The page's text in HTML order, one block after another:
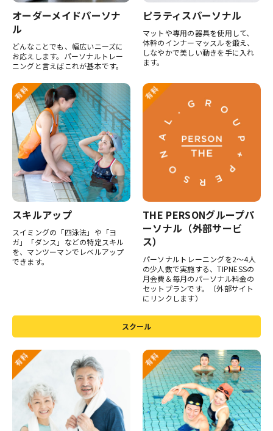
オーダーメイドパーソナ
ル
どんなことでも、幅広いニーズに
お応えします。パーソナルトレー
ニングと言えばこれが基本です。
ピラティスパーソナル
マットや専用の器具を使用して、
体幹のインナーマッスルを鍛え、
しなやかで美しい動きを手に入れ
ます。
スキルアップ
スイミングの「四泳法」や「ヨ
ガ」「ダンス」などの特定スキル
を、マンツーマンでレベルアップ
できます。
THE PERSONグループパ
ーソナル（外部サービ
ス）
パーソナルトレーニングを2〜4人
の少人数で実施する、TIPNESSの
月会費＆毎月のパーソナル料金の
セットプランです。（外部サイト
にリンクします）
スクール